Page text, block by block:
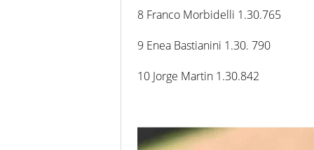
8 Franco Morbidelli 1.30.765
9 Enea Bastianini 1.30. 790
10 Jorge Martin 1.30.842